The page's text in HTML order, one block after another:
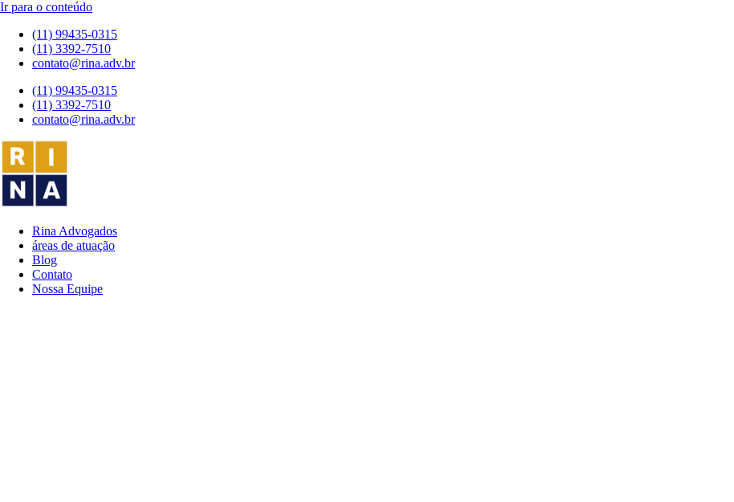
Ir para o conteúdo
(11) 99435-0315
(11) 3392-7510
contato@rina.adv.br
(11) 99435-0315
(11) 3392-7510
contato@rina.adv.br
Rina Advogados
áreas de atuação
Blog
Contato
Nossa Equipe